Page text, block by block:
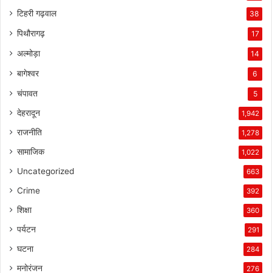
टिहरी गढ़वाल 38
पिथौरागढ़ 17
अल्मोड़ा 14
बागेश्वर 6
चंपावत 5
देहरादून 1,942
राजनीति 1,278
सामाजिक 1,022
Uncategorized 663
Crime 392
शिक्षा 360
पर्यटन 291
घटना 284
मनोरंजन 276